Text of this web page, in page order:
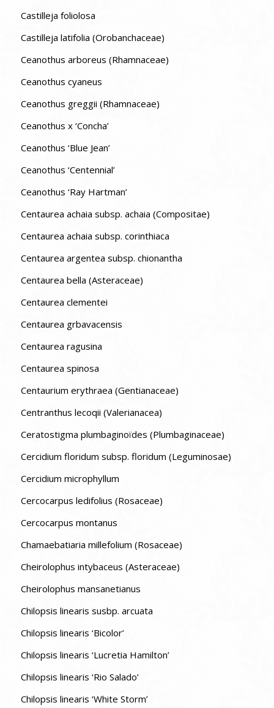
Castilleja foliolosa
Castilleja latifolia (Orobanchaceae)
Ceanothus arboreus (Rhamnaceae)
Ceanothus cyaneus
Ceanothus greggii (Rhamnaceae)
Ceanothus x ‘Concha’
Ceanothus ‘Blue Jean’
Ceanothus ‘Centennial’
Ceanothus ‘Ray Hartman’
Centaurea achaia subsp. achaia (Compositae)
Centaurea achaia subsp. corinthiaca
Centaurea argentea subsp. chionantha
Centaurea bella (Asteraceae)
Centaurea clementei
Centaurea grbavacensis
Centaurea ragusina
Centaurea spinosa
Centaurium erythraea (Gentianaceae)
Centranthus lecoqii (Valerianacea)
Ceratostigma plumbaginoïdes (Plumbaginaceae)
Cercidium floridum subsp. floridum (Leguminosae)
Cercidium microphyllum
Cercocarpus ledifolius (Rosaceae)
Cercocarpus montanus
Chamaebatiaria millefolium (Rosaceae)
Cheirolophus intybaceus (Asteraceae)
Cheirolophus mansanetianus
Chilopsis linearis susbp. arcuata
Chilopsis linearis ‘Bicolor’
Chilopsis linearis ‘Lucretia Hamilton’
Chilopsis linearis ‘Rio Salado’
Chilopsis linearis ‘White Storm’